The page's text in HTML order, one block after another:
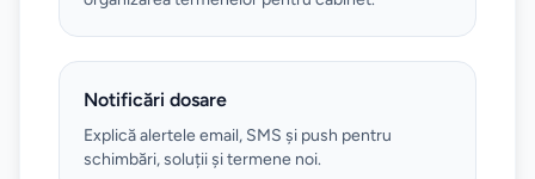
Notificări dosare
Explică alertele email, SMS și push pentru
schimbări, soluții și termene noi.